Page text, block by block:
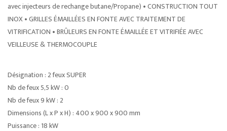
avec injecteurs de rechange butane/Propane) • CONSTRUCTION TOUT
INOX • GRILLES ÉMAILLÉES EN FONTE AVEC TRAITEMENT DE
VITRIFICATION • BRÛLEURS EN FONTE ÉMAILLÉE ET VITRIFIÉE AVEC
VEILLEUSE & THERMOCOUPLE
Désignation : 2 feux SUPER
Nb de feux 5,5 kW : 0
Nb de feux 9 kW : 2
Dimensions (L x P x H) : 400 x 900 x 900 mm
Puissance : 18 kW